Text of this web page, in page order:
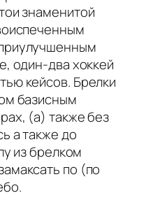
знаменитой
один-два хоккей
кейсов. Брелки
базисным
(а) также без
а также до
из брелком
по (по